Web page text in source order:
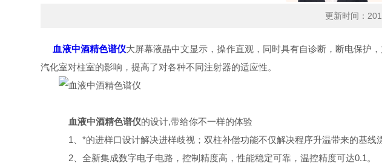
更新时间：
血液中酒精色谱仪大屏幕液晶中文显示，操作直观，同时具有自诊断，断电保护
汽化室对柱室的影响，提高了对各种不同注射器的适应性。
血液中酒精色谱仪的设计,带给你不一样的体验
1、*的进样口设计解决进样歧视；双柱补偿功能不仅解决程序升温带来的基线
2、全新集成数字电子电路，控制精度高，性能稳定可靠，温控精度可达0.1。